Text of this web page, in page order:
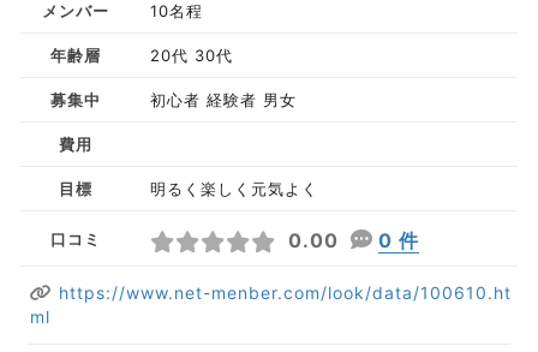
メンバー 10名程
年齢層 20代 30代
募集中 初心者 経験者 男女
費用
目標 明るく楽しく元気よく
口コミ 0.00 0 件
https://www.net-menber.com/look/data/100610.ht
ml